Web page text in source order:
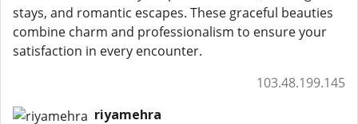
stays, and romantic escapes. These graceful beauties
combine charm and professionalism to ensure your
satisfaction in every encounter.
103.48.199.145
riyamehra